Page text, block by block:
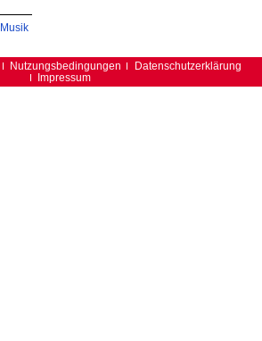
Musik
Nutzungsbedingungen
Datenschutzerklärung
Impressum